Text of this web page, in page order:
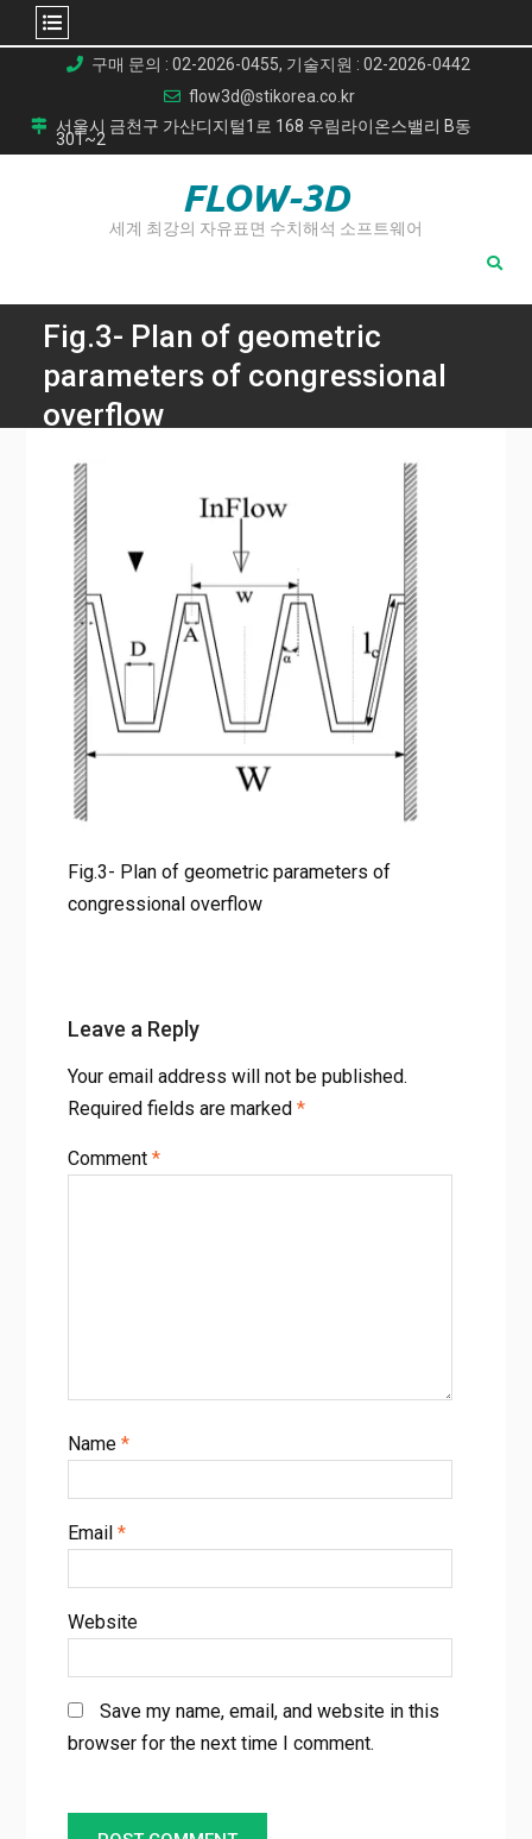
content
구매 문의 : 02-2026-0455, 기술지원 : 02-2026-0442
flow3d@stikorea.co.kr
서울시 금천구 가산디지털1로 168 우림라이온스밸리 B동
301~2
FLOW-3D
세계 최강의 자유표면 수치해석 소프트웨어
Fig.3- Plan of geometric
parameters of congressional
overflow
Studying the effect of shape changes in plan of labyrinth
weir on increasing flow discharge coefficient using Flow-3D
Fig.3- Plan of geometric parameters of congressional
overflow
Fig.3- Plan of geometric parameters of
congressional overflow
Leave a Reply
Your email address will not be published.
Required fields are marked *
Comment *
Name *
Email *
Website
Save my name, email, and website in this
browser for the next time I comment.